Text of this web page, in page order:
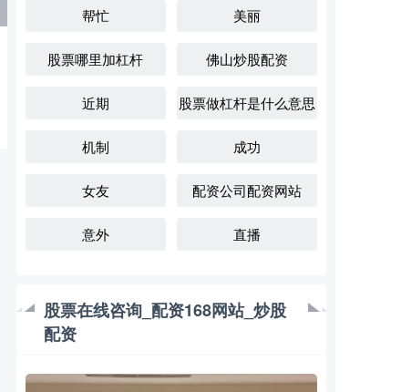
帮忙 美丽
股票哪里加杠杆 佛山炒股配资
近期 股票做杠杆是什么意思
机制 成功
女友 配资公司配资网站
意外 直播
股票在线咨询_配资168网站_炒股
配资